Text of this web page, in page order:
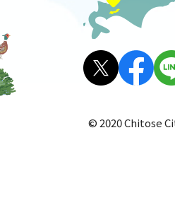
er)
© 2020 Chitose